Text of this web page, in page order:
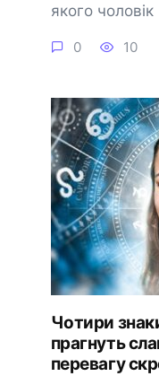
якого чоловік
0 10
Чотири
прагнуть
перевагу